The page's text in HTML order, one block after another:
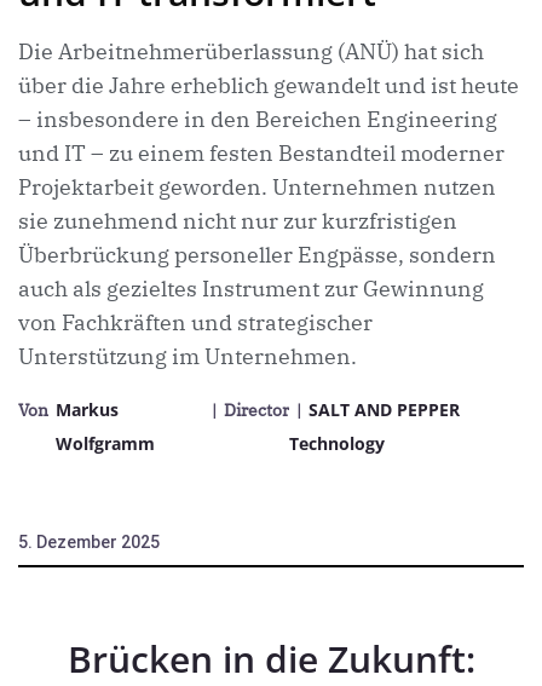
Die Arbeitnehmerüberlassung (ANÜ) hat sich
über die Jahre erheblich gewandelt und ist heute
– insbesondere in den Bereichen Engineering
und IT – zu einem festen Bestandteil moderner
Projektarbeit geworden. Unternehmen nutzen
sie zunehmend nicht nur zur kurzfristigen
Überbrückung personeller Engpässe, sondern
auch als gezieltes Instrument zur Gewinnung
von Fachkräften und strategischer
Unterstützung im Unternehmen.
Von Markus
Wolfgramm
| Director | SALT AND PEPPER
Technology
5. Dezember 2025
Brücken in die Zukunft: